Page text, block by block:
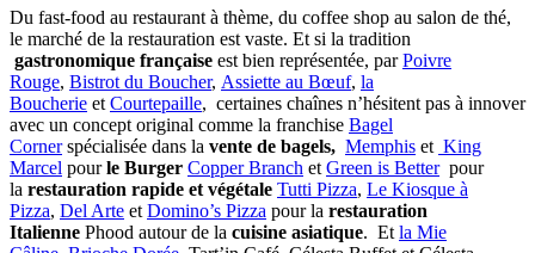
Du fast-food au restaurant à thème, du coffee shop au salon de thé,
le marché de la restauration est vaste. Et si la tradition
gastronomique française est bien représentée, parPoivre
Rouge, Bistrot du Boucher, Assiette au Bœuf, la
Boucherie et Courtepaille, certaines chaînes n’hésitent pas à innover
avec un concept original comme la franchise Bagel
Cornerspécialisée dans la vente de bagels, Memphis et King
Marcel pourle Burger Copper Branch et Green is Betterpour
la restauration rapide et végétale Tutti Pizza, Le Kiosque à
Pizza, Del Arte et Domino’s Pizza pour la restauration
Italienne Phood autour de la cuisine asiatique. Et la Mie